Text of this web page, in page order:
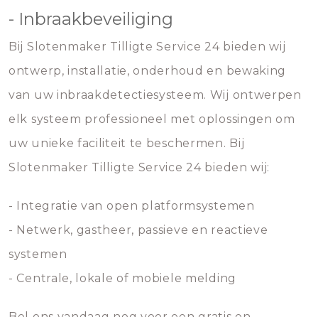
- Inbraakbeveiliging
Bij Slotenmaker Tilligte Service 24 bieden wij
ontwerp, installatie, onderhoud en bewaking
van uw inbraakdetectiesysteem. Wij ontwerpen
elk systeem professioneel met oplossingen om
uw unieke faciliteit te beschermen. Bij
Slotenmaker Tilligte Service 24 bieden wij:
- Integratie van open platformsystemen
- Netwerk, gastheer, passieve en reactieve
systemen
- Centrale, lokale of mobiele melding